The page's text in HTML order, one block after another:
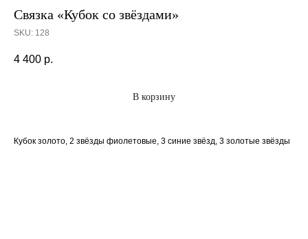
Связка «Кубок со звёздами»
SKU: 128
4 400 р.
В корзину
Кубок золото, 2 звёзды фиолетовые, 3 синие звёзд, 3 золотые звёзды